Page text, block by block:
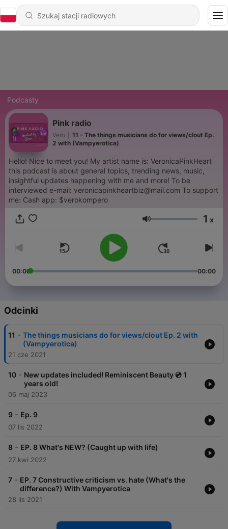
Podcasty
Pink radio
Vero
11 - The things musicians do for views/clout Ep.
2 with (Vampyerotica)
Hello! Nice to meet you! My artist name is: VeronicaPinkHeart
this podcast is about general topics, trending news, music,
insightful updates happening with me and more! To be
interviewed e-mail: veronicapinkheartbiz@mail.com To support
me: Cash app: $verokompero
Głośność 1 x
00:00 00:00
Odcinki
11 - The things musicians do for views/clout Ep. 2 with
(Vampyerotica)
21 cze 2021
10 - New updates included! Reminiscent Beauty 💿 1
years old!
06 maj 2023
9 - Ep. 9
07 lis 2022
8 - EP. 8 What's NEW? (Caught up with life)
27 kwi 2022
7 - EP. 7 Constructive criticism vs. hate (What's the
difference?) With Vampyerotica
28 lis 2021